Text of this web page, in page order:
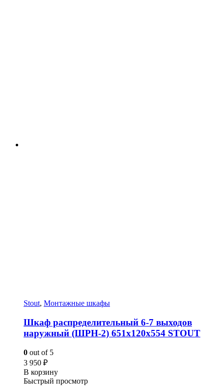
Stout, Монтажные шкафы
Шкаф распределительный 6-7 выходов
наружный (ШРН-2) 651х120х554 STOUT
0 out of 5
3 950 ₽
В корзину
Быстрый просмотр